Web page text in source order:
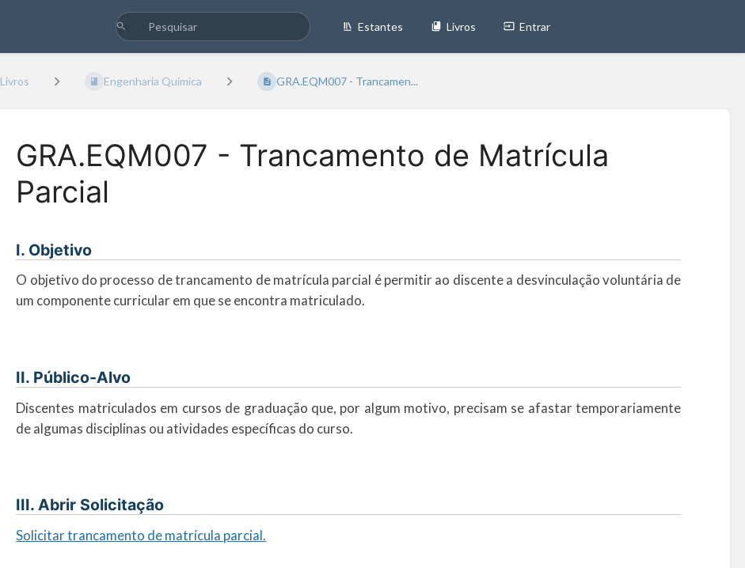
Estantes Livros Entrar
Livros Engenharia Química GRA.EQM007 - Trancamen...
GRA.EQM007 - Trancamento de Matrícula
Parcial
I. Objetivo
O objetivo do processo de trancamento de matrícula parcial é permitir ao discente a desvinculação voluntária de
um componente curricular em que se encontra matriculado.
II. Público-Alvo
Discentes matriculados em cursos de graduação que, por algum motivo, precisam se afastar temporariamente
de algumas disciplinas ou atividades específicas do curso.
III. Abrir Solicitação
Solicitar trancamento de matrícula parcial.